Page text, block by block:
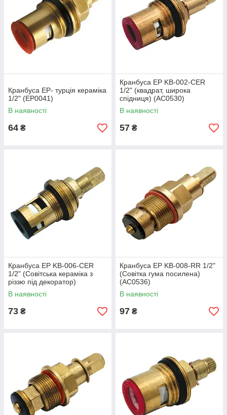
Кранбуса EP- турція кераміка
1/2" (EP0041)
В наявності
64 ₴
Кранбуса EP KB-002-CER
1/2" (квадрат, широка
спідниця) (AC0530)
В наявності
57 ₴
Кранбуса EP KB-006-CER
1/2" (Совітська кераміка з
різзю під декоратор)
(AC0534)
В наявності
73 ₴
Кранбуса EP KB-008-RR 1/2"
(Совітка гума посилена)
(AC0536)
В наявності
97 ₴